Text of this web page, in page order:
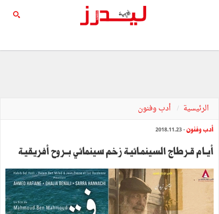
الرئيسية أدب وفنون
أدب وفنون- 2018.11.23
أيـام قـرطاج السينمـائيـة زخم سينمائي بــروح أفريقيـة